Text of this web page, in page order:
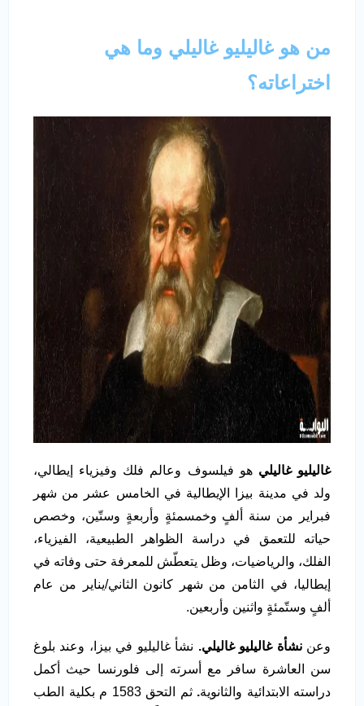
من هو غاليليو غاليلي وما هي
اختراعاته؟
غاليليو غاليليهو فيلسوف وعالم فلك وفيزياء إيطالي،
ولد في مدينة بيزا الإيطالية في الخامس عشر من شهر
فبراير من سنة ألفٍ وخمسمئةٍ وأربعةٍ وستّين، وخصص
حياته للتعمق في دراسة الظواهر الطبيعية، الفيزياء،
الفلك، والرياضيات، وظل يتعطّش للمعرفة حتى وفاته في
إيطاليا، في الثامن من شهر كانون الثاني/يناير من عام
ألفٍ وستّمئةٍ واثنين وأربعين.
وعننشأة غاليليو غاليلي. نشأ غاليليو في بيزا، وعند بلوغ
سن العاشرة سافر مع أسرته إلى فلورنسا حيث أكمل
دراسته الابتدائية والثانوية.
ثم التحق 1583 م بكلية الطب